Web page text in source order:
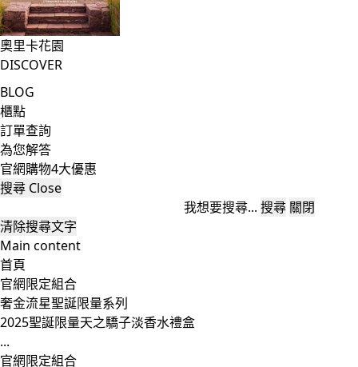
奧里卡花園
DISCOVER
BLOG
櫃點
訂單查詢
為您解答
官網購物4大優惠
搜尋 Close
我想要搜尋... 搜尋 關閉
清除搜尋文字
Main content
首頁
官網限定組合
奢金流星聖誕限量系列
2025聖誕限量天之驕子淡香水禮盒
...
官網限定組合